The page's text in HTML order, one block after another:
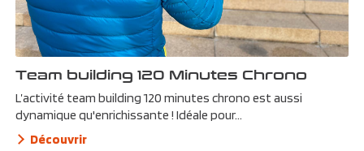
Team building 120 Minutes Chrono
L’activité team building 120 minutes chrono est aussi
dynamique qu'enrichissante ! Idéale pour...
Découvrir